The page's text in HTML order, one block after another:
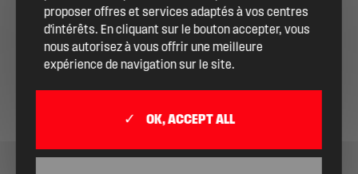
proposer offres et services adaptés à vos centres
d'intérêts. En cliquant sur le bouton accepter, vous
nous autorisez à vous offrir une meilleure
expérience de navigation sur le site.
OK, ACCEPT ALL